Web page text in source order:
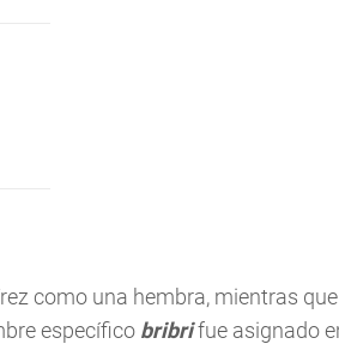
como una hembra, mientras
específico bribrifue asignado